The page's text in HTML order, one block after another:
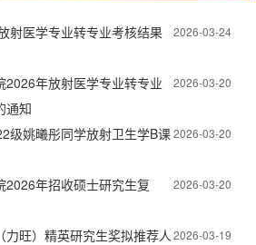
2026-03-24
射医学专业转专业考核结果
2026-03-20
2026年放射医学专业转专业
通知
2026-03-20
级姚曦彤同学放射卫生学B课
2026-03-20
2026年招收硕士研究生复
2026-03-19
力旺）精英研究生奖拟推荐人